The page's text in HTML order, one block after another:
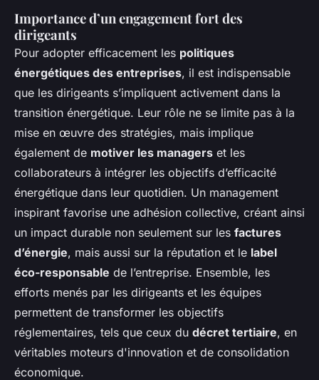
Importance d’un engagement fort des
dirigeants
Pour adopter efficacement les politiques
énergétiques des entreprises, il est indispensable
que les dirigeants s’impliquent activement dans la
transition énergétique. Leur rôle ne se limite pas à la
mise en œuvre des stratégies, mais implique
également de motiver les managers et les
collaborateurs à intégrer les objectifs d’efficacité
énergétique dans leur quotidien. Un management
inspirant favorise une adhésion collective, créant ainsi
un impact durable non seulement sur les factures
d’énergie, mais aussi sur la réputation et le label
éco-responsable de l’entreprise. Ensemble, les
efforts menés par les dirigeants et les équipes
permettent de transformer les objectifs
réglementaires, tels que ceux du décret tertiaire, en
véritables moteurs d'innovation et de consolidation
économique.